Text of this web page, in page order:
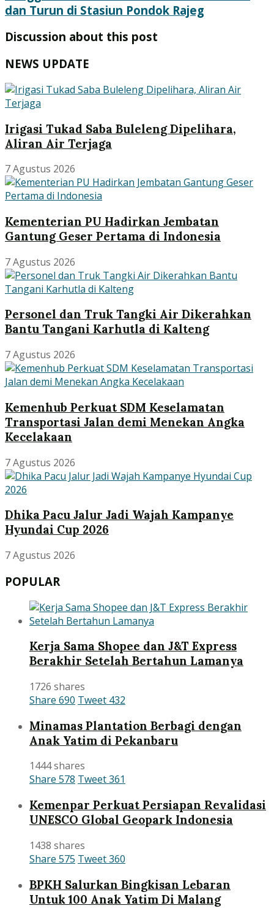
dan Turun di Stasiun Pondok Rajeg
Discussion about this post
NEWS UPDATE
Irigasi Tukad Saba Buleleng Dipelihara,
Aliran Air Terjaga
7 Agustus 2026
Kementerian PU Hadirkan Jembatan
Gantung Geser Pertama di Indonesia
7 Agustus 2026
Personel dan Truk Tangki Air Dikerahkan
Bantu Tangani Karhutla di Kalteng
7 Agustus 2026
Kemenhub Perkuat SDM Keselamatan
Transportasi Jalan demi Menekan Angka
Kecelakaan
7 Agustus 2026
Dhika Pacu Jalur Jadi Wajah Kampanye
Hyundai Cup 2026
7 Agustus 2026
POPULAR
Kerja Sama Shopee dan J&T Express
Berakhir Setelah Bertahun Lamanya
1726 shares
Share 690 Tweet 432
Minamas Plantation Berbagi dengan
Anak Yatim di Pekanbaru
1444 shares
Share 578 Tweet361
Kemenpar Perkuat Persiapan Revalidasi
UNESCO Global Geopark Indonesia
1438 shares
Share 575 Tweet360
BPKH Salurkan Bingkisan Lebaran
Untuk 100 Anak Yatim Di Malang